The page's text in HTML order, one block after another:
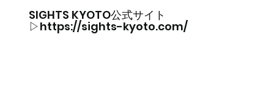
SIGHTS KYOTO公式サイト
▷https://sights-kyoto.com/